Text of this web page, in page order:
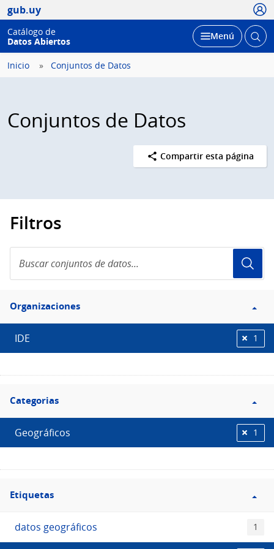
gub.uy
Catálogo de
Datos Abiertos
Desplegar
Menú Abrir
Inicio Conjuntos de Datos
Conjuntos de Datos
Compartir esta página
Filtros
conjuntos
de
Filtro
Organizaciones
Organizaciones
IDE 1
Filtro
Categorias
Categorias
Geográficos 1
Filtro
Etiquetas
Etiquetas
datos geográficos 1